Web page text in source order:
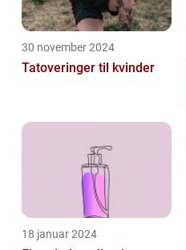
30 november 2024
Tatoveringer til kvinder
18 januar 2024